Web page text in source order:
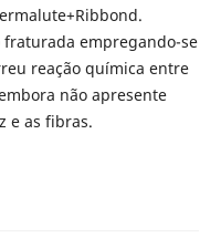
empregando-se
reação química entre
não apresente
e as fibras.